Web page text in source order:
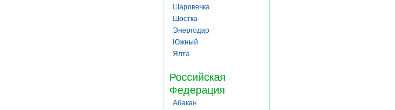
Шаровечка
Шостка
Энергодар
Южный
Ялта
Российская
Федерация
Абакан